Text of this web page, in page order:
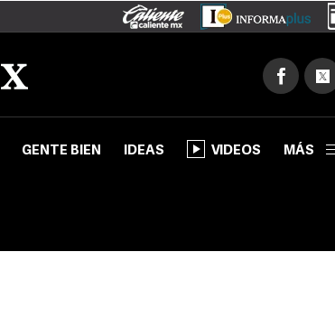
GENTE BIEN IDEAS VIDEOS MÁS